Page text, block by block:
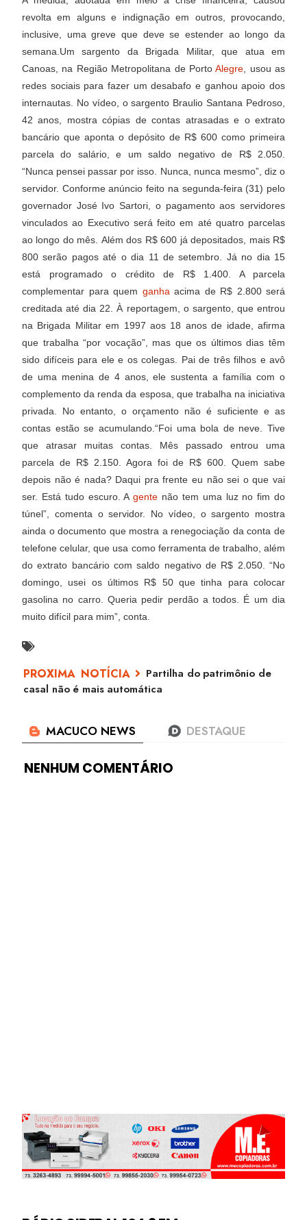
revolta em alguns e indignação em outros, provocando,
inclusive, uma greve que deve se estender ao longo da
semana.Um sargento da Brigada Militar, que atua em
Canoas, na Região Metropolitana de PortoAlegre , usou as
redes sociais para fazer um desabafo e ganhou apoio dos
internautas. No vídeo, o sargento Braulio Santana Pedroso,
42 anos, mostra cópias de contas atrasadas e o extrato
bancário que aponta o depósito de R$ 600 como primeira
parcela do salário, e um saldo negativo de R$ 2.050.
“Nunca pensei passar por isso. Nunca, nunca mesmo”, diz o
servidor. Conforme anúncio feito na segunda-feira (31) pelo
governador José Ivo Sartori, o pagamento aos servidores
vinculados ao Executivo será feito em até quatro parcelas
ao longo do mês. Além dos R$ 600 já depositados, mais R$
800 serão pagos até o dia 11 de setembro. Já no dia 15
está programado o crédito de R$ 1.400. A parcela
complementar para quem ganha acima de R$ 2.800 será
creditada até dia 22. À reportagem, o sargento, que entrou
na Brigada Militar em 1997 aos 18 anos de idade, afirma
que trabalha “por vocação”, mas que os últimos dias têm
sido difíceis para ele e os colegas. Pai de três filhos e avô
de uma menina de 4 anos, ele sustenta a família com o
complemento da renda da esposa, que trabalha na iniciativa
privada. No entanto, o orçamento não é suficiente e as
contas estão se acumulando. “Foi uma bola de neve. Tive
que atrasar muitas contas. Mês passado entrou uma
parcela de R$ 2.150. Agora foi de R$ 600. Quem sabe
depois não é nada? Daqui pra frente eu não sei o que vai
ser. Está tudo escuro. Agente não tem uma luz no fim do
túnel”, comenta o servidor. No vídeo, o sargento mostra
ainda o documento que mostra a renegociação da conta de
telefone celular, que usa como ferramenta de trabalho, além
do extrato bancário com saldo negativo de R$ 2.050. “No
domingo, usei os últimos R$ 50 que tinha para colocar
gasolina no carro. Queria pedir perdão a todos. É um dia
muito difícil para mim”, conta.
Partilha do patrimônio de
casal não é mais automática
NENHUM COMENTÁRIO